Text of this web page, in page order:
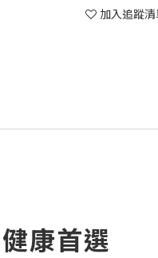
加入追蹤清
康首選